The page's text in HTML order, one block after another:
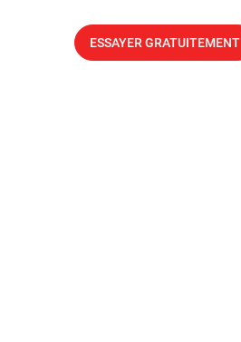
ESSAYER GRATUITEMENT